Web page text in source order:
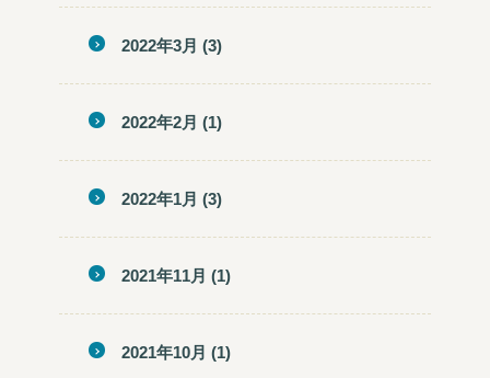
2022年3月 (3)
2022年2月 (1)
2022年1月 (3)
2021年11月 (1)
2021年10月 (1)